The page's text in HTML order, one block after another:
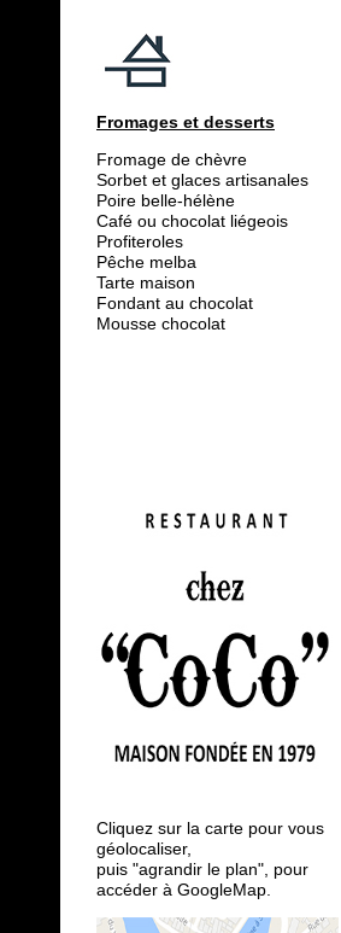
Fromages et desserts
Fromage de chèvre
Sorbet et glaces artisanales
Poire belle-hélène
Café ou chocolat liégeois
Profiteroles
Pêche melba
Tarte maison
Fondant au chocolat
Mousse chocolat
Cliquez sur la carte pour vous
géolocaliser,
puis "agrandir le plan", pour
accéder à GoogleMap.